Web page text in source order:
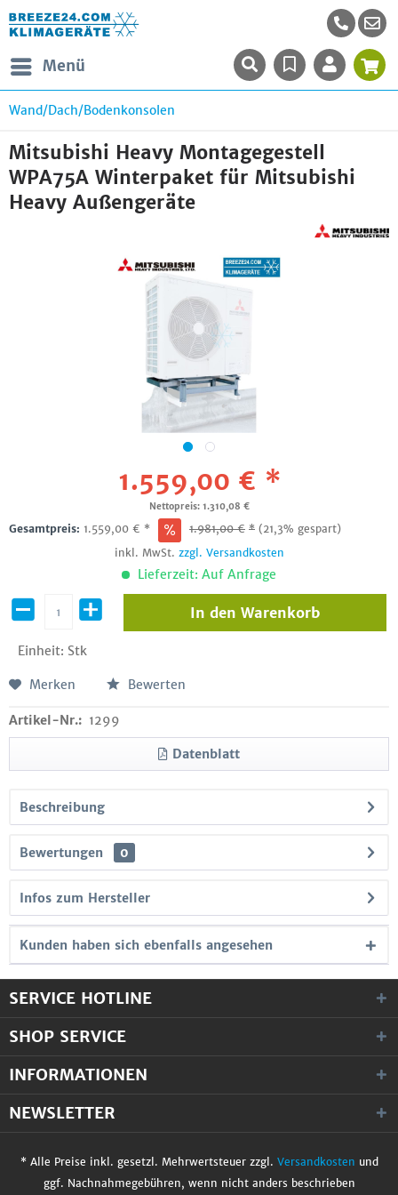
Menü
Wand/Dach/Bodenkonsolen
Mitsubishi Heavy Montagegestell
WPA75A Winterpaket für Mitsubishi
Heavy Außengeräte
1.559,00 € *
Nettopreis: 1.310,08 €
Gesamtpreis: 1.559,00 € * 1.981,00€ * (21,3% gespart)
inkl. MwSt. zzgl. Versandkosten
Lieferzeit: Auf Anfrage
Einheit: Stk
In den Warenkorb
Merken Bewerten
Artikel-Nr.: 1299
Datenblatt
Beschreibung
Bewertungen 0
Infos zum Hersteller
Kunden haben sich ebenfalls angesehen
SERVICE HOTLINE
SHOP SERVICE
INFORMATIONEN
NEWSLETTER
* Alle Preise inkl. gesetzl. Mehrwertsteuer zzgl. Versandkosten und
ggf. Nachnahmegebühren, wenn nicht anders beschrieben